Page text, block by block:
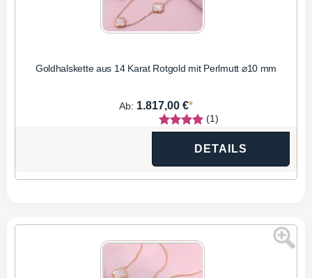
Goldhalskette aus 14 Karat Rotgold mit Perlmutt ⌀10 mm
Ab: 1.817,00 €*
(1)
DETAILS